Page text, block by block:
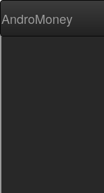
AndroMoney